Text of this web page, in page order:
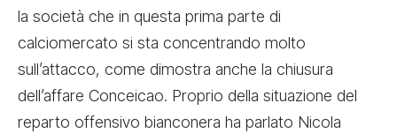
la società che in questa prima parte di
calciomercato si sta concentrando molto
sull’attacco, come dimostra anche la chiusura
dell’affare Conceicao. Proprio della situazione del
reparto offensivo bianconera ha parlato Nicola